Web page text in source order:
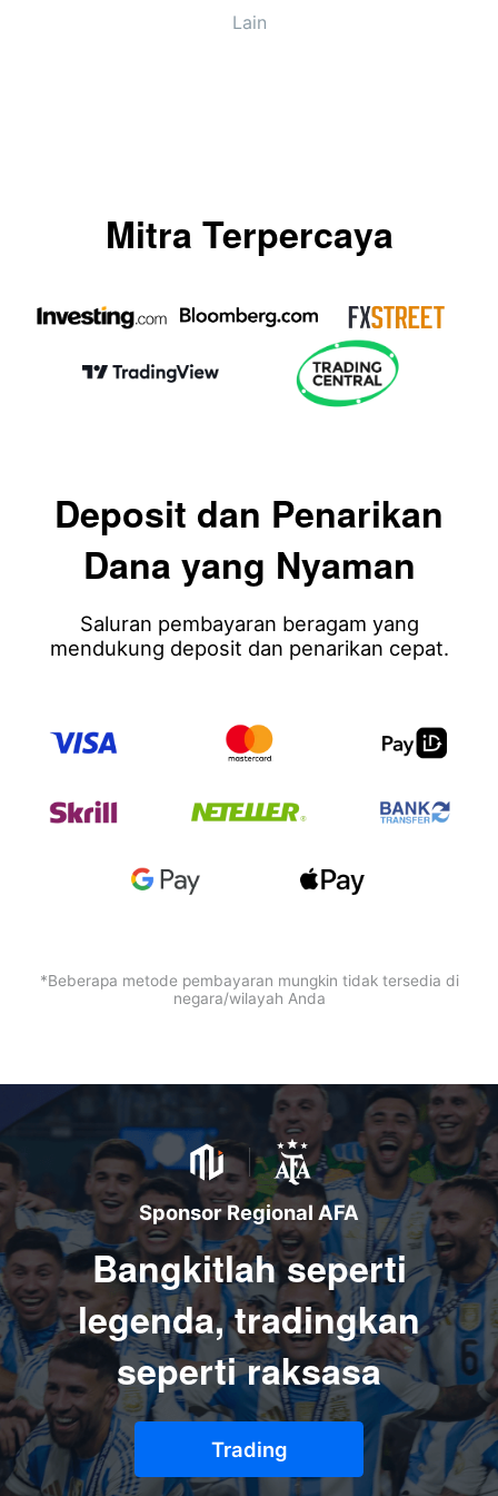
Lain
Mitra Terpercaya
Deposit dan Penarikan
Dana yang Nyaman
Saluran pembayaran beragam yang
mendukung deposit dan penarikan cepat.
*Beberapa metode pembayaran mungkin tidak tersedia di
negara/wilayah Anda
Sponsor Regional AFA
Bangkitlah seperti
legenda, tradingkan
seperti raksasa
Trading